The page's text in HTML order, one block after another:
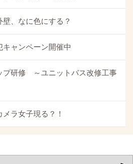
壁、なに色にする？
キャンペーン開催中
プ研修 ～ユニットバス改修工事
ラ女子現る？！